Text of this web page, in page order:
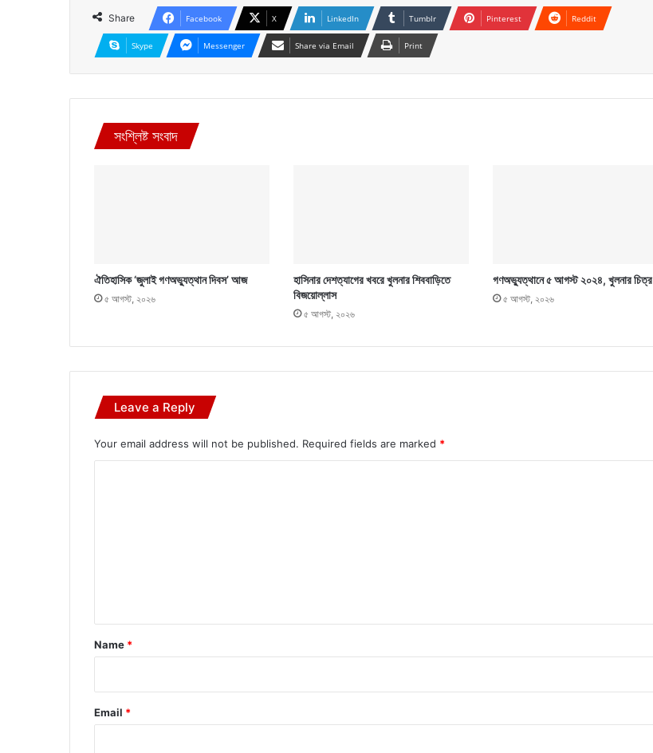
Share Facebook X LinkedIn Tumblr Pinterest Reddit
Skype Messenger Share via Email Print
সংশ্লিষ্ট সংবাদ
ঐতিহাসিক ‘জুলাই গণঅভ্যুত্থান দিবস’ আজ
৫ আগস্ট, ২০২৬
হাসিনার দেশত্যাগের খবরে খুলনার শিববাড়িতে
বিজয়োল্লাস
৫ আগস্ট, ২০২৬
গণঅভ্যুত্থানে ৫ আগস্ট ২০২৪, খুলনার চিত্র
৫ আগস্ট, ২০২৬
Leave a Reply
Your email address will not be published. Required fields are marked *
*
Name *
Email *